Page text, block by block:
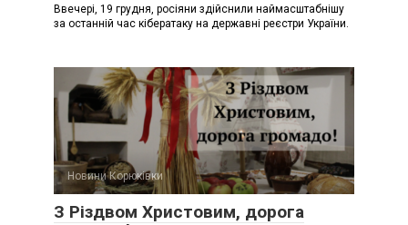
Ввечері, 19 грудня, росіяни здійснили наймасштабнішу
за останній час кібератаку на державні реєстри України.
Новини Корюківки
З Різдвом Христовим, дорога